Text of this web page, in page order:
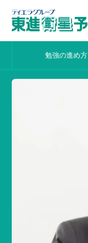
勉強の進め方